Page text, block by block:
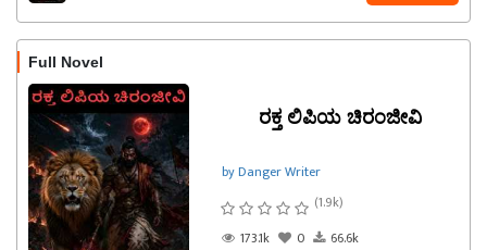
Full Novel
ರಕ್ತ ಲಿಪಿಯ ಚಿರಂಜೀವಿ
by Danger Writer
(1.9k)
173.1k
0 66.6k